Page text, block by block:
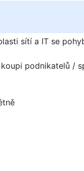
sítí a IT se
podnikatelů /